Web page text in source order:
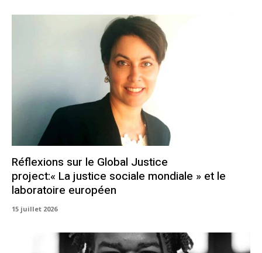
Réflexions sur le Global Justice
project:« La justice sociale mondiale » et le
laboratoire européen
15 juillet 2026